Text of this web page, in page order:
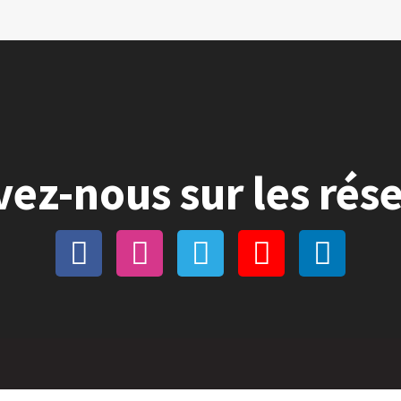
nous sur les